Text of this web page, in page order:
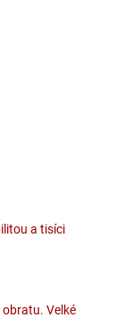
a tisíci
obratu. Velké